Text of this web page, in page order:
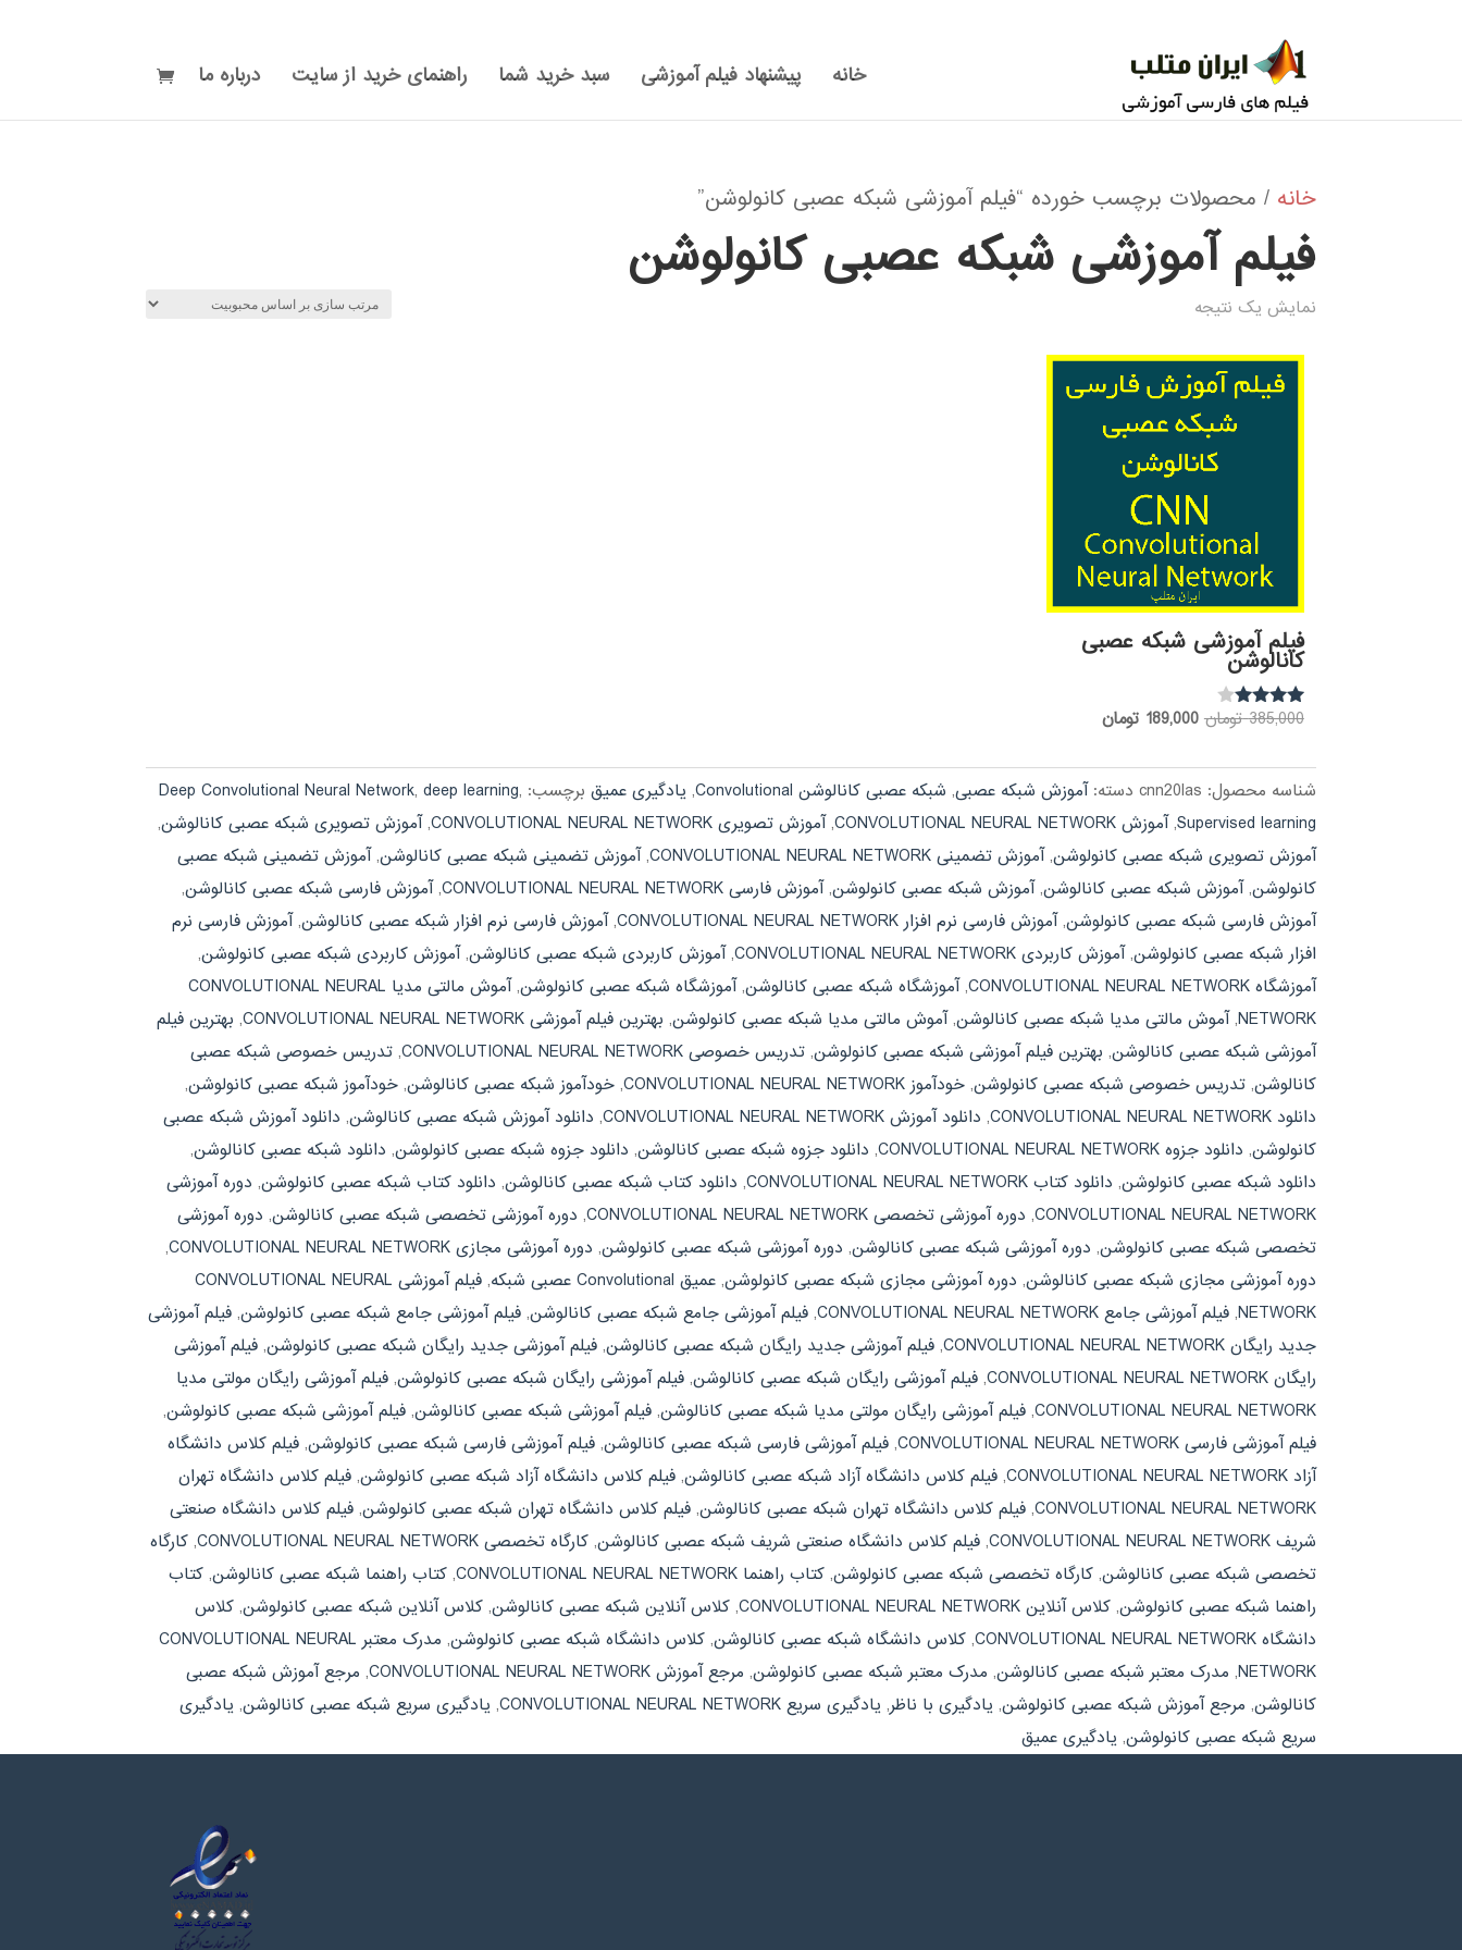
خانه پیشنهاد فیلم آموزشی سبد خرید شما راهنمای خرید از سایت درباره ما
خانه / محصولات برچسب خورده “فیلم آموزشی شبکه عصبی کانولوشن”
فیلم آموزشی شبکه عصبی کانولوشن
نمایش یک نتیجه
فیلم آموزشی شبکه عصبی
کانالوشن
نمره
385,000 تومان قیمت
385,000 تومان
بود.
189,000 تومان
189,000 تومان.
شناسه محصول: cnn20las دسته:آموزش شبکه عصبی, شبکه عصبی کانالوشن Convolutional , یادگیری عمیق برچسب: Deep Convolutional Neural Network, deep learning,
Supervised learning
,آموزش CONVOLUTIONAL NEURAL NETWORK ,آموزش تصویری CONVOLUTIONAL NEURAL NETWORK ,آموزش تصویری شبکه عصبی کانالوشن,
آموزش تصویری شبکه عصبی کانولوشن,آموزش تضمینی CONVOLUTIONAL NEURAL NETWORK ,آموزش تضمینی شبکه عصبی کانالوشن,آموزش تضمینی شبکه عصبی
کانولوشن,آموزش شبکه عصبی کانالوشن,آموزش شبکه عصبی کانولوشن,آموزش فارسی CONVOLUTIONAL NEURAL NETWORK ,آموزش فارسی شبکه عصبی کانالوشن,
آموزش فارسی شبکه عصبی کانولوشن,آموزش فارسی نرم افزار CONVOLUTIONAL NEURAL NETWORK ,آموزش فارسی نرم افزار شبکه عصبی کانالوشن,آموزش فارسی نرم
افزار شبکه عصبی کانولوشن,آموزش کاربردی CONVOLUTIONAL NEURAL NETWORK ,آموزش کاربردی شبکه عصبی کانالوشن,آموزش کاربردی شبکه عصبی کانولوشن,
آموزشگاه CONVOLUTIONAL NEURAL NETWORK
,آموزشگاه شبکه عصبی کانالوشن,آموزشگاه شبکه عصبی کانولوشن,
آموش مالتی مدیا CONVOLUTIONAL NEURAL
NETWORK
,آموش مالتی مدیا شبکه عصبی کانالوشن,آموش مالتی مدیا شبکه عصبی کانولوشن, بهترین فیلم آموزشی CONVOLUTIONAL NEURAL NETWORK , بهترین فیلم
آموزشی شبکه عصبی کانالوشن, بهترین فیلم آموزشی شبکه عصبی کانولوشن,تدریس خصوصی CONVOLUTIONAL NEURAL NETWORK ,تدریس خصوصی شبکه عصبی
کانالوشن,تدریس خصوصی شبکه عصبی کانولوشن,خودآموز CONVOLUTIONAL NEURAL NETWORK ,خودآموز شبکه عصبی کانالوشن,خودآموز شبکه عصبی کانولوشن,
دانلود CONVOLUTIONAL NEURAL NETWORK
, دانلود آموزش CONVOLUTIONAL NEURAL NETWORK , دانلود آموزش شبکه عصبی کانالوشن, دانلود آموزش شبکه عصبی
کانولوشن, دانلود جزوه CONVOLUTIONAL NEURAL NETWORK , دانلود جزوه شبکه عصبی کانالوشن, دانلود جزوه شبکه عصبی کانولوشن, دانلود شبکه عصبی کانالوشن,
دانلود شبکه عصبی کانولوشن, دانلود کتاب CONVOLUTIONAL NEURAL NETWORK , دانلود کتاب شبکه عصبی کانالوشن, دانلود کتاب شبکه عصبی کانولوشن, دوره آموزشی
CONVOLUTIONAL NEURAL NETWORK
, دوره آموزشی تخصصی CONVOLUTIONAL NEURAL NETWORK , دوره آموزشی تخصصی شبکه عصبی کانالوشن, دوره آموزشی
تخصصی شبکه عصبی کانولوشن, دوره آموزشی شبکه عصبی کانالوشن, دوره آموزشی شبکه عصبی کانولوشن, دوره آموزشی مجازی CONVOLUTIONAL NEURAL NETWORK
,
دوره آموزشی مجازی شبکه عصبی کانالوشن, دوره آموزشی مجازی شبکه عصبی کانولوشن,عمیق Convolutional عصبی شبکه ,
فیلم آموزشی CONVOLUTIONAL NEURAL
NETWORK
,فیلم آموزشی جامع CONVOLUTIONAL NEURAL NETWORK ,فیلم آموزشی جامع شبکه عصبی کانالوشن,فیلم آموزشی جامع شبکه عصبی کانولوشن,فیلم آموزشی
جدید رایگان CONVOLUTIONAL NEURAL NETWORK
,فیلم آموزشی جدید رایگان شبکه عصبی کانالوشن,فیلم آموزشی جدید رایگان شبکه عصبی کانولوشن,فیلم آموزشی
رایگان CONVOLUTIONAL NEURAL NETWORK
,فیلم آموزشی رایگان شبکه عصبی کانالوشن,فیلم آموزشی رایگان شبکه عصبی کانولوشن,فیلم آموزشی رایگان مولتی مدیا
CONVOLUTIONAL NEURAL NETWORK
,فیلم آموزشی رایگان مولتی مدیا شبکه عصبی کانالوشن,فیلم آموزشی شبکه عصبی کانالوشن,فیلم آموزشی شبکه عصبی کانولوشن,
فیلم آموزشی فارسی CONVOLUTIONAL NEURAL NETWORK
,فیلم آموزشی فارسی شبکه عصبی کانالوشن,فیلم آموزشی فارسی شبکه عصبی کانولوشن,فیلم کلاس دانشگاه
آزاد CONVOLUTIONAL NEURAL NETWORK
,فیلم کلاس دانشگاه آزاد شبکه عصبی کانالوشن,فیلم کلاس دانشگاه آزاد شبکه عصبی کانولوشن,فیلم کلاس دانشگاه تهران
CONVOLUTIONAL NEURAL NETWORK
,فیلم کلاس دانشگاه تهران شبکه عصبی کانالوشن,فیلم کلاس دانشگاه تهران شبکه عصبی کانولوشن,فیلم کلاس دانشگاه صنعتی
شریف CONVOLUTIONAL NEURAL NETWORK
,فیلم کلاس دانشگاه صنعتی شریف شبکه عصبی کانالوشن,کارگاه تخصصی CONVOLUTIONAL NEURAL NETWORK ,کارگاه
تخصصی شبکه عصبی کانالوشن,کارگاه تخصصی شبکه عصبی کانولوشن,کتاب راهنما CONVOLUTIONAL NEURAL NETWORK ,کتاب راهنما شبکه عصبی کانالوشن,کتاب
راهنما شبکه عصبی کانولوشن,کلاس آنلاین CONVOLUTIONAL NEURAL NETWORK ,کلاس آنلاین شبکه عصبی کانالوشن,کلاس آنلاین شبکه عصبی کانولوشن,کلاس
دانشگاه CONVOLUTIONAL NEURAL NETWORK
,کلاس دانشگاه شبکه عصبی کانالوشن,کلاس دانشگاه شبکه عصبی کانولوشن,
مدرک معتبر CONVOLUTIONAL NEURAL
NETWORK
, مدرک معتبر شبکه عصبی کانالوشن, مدرک معتبر شبکه عصبی کانولوشن, مرجع آموزش CONVOLUTIONAL NEURAL NETWORK , مرجع آموزش شبکه عصبی
کانالوشن, مرجع آموزش شبکه عصبی کانولوشن, یادگیری با ناظر, یادگیری سریع CONVOLUTIONAL NEURAL NETWORK , یادگیری سریع شبکه عصبی کانالوشن, یادگیری
سریع شبکه عصبی کانولوشن, یادگیری عمیق